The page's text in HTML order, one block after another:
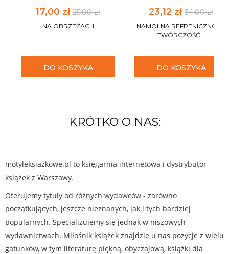
17,00 zł 25,00 zł
NA OBRZEŻACH
DO KOSZYKA
23,12 zł 34,00 zł
NAMOLNA REFRENICZNOŚĆ
TWÓRCZOŚĆ...
DO KOSZYKA
KRÓTKO O NAS:
motyleksiazkowe.pl to księgarnia internetowa i dystrybutor
książek z Warszawy.
Oferujemy tytuły od różnych wydawców - zarówno
początkujących, jeszcze nieznanych, jak i tych bardziej
popularnych. Specjalizujemy się jednak w niszowych
wydawnictwach. Miłośnik książek znajdzie u nas pozycje z wielu
gatunków, w tym literaturę piękną, obyczajową, książki dla